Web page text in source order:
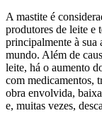
A mastite é
produtores de leite e
principalmente à sua
mundo. Além de
leite, há o aumento
com medicamentos,
obra envolvida,
e, muitas vezes,